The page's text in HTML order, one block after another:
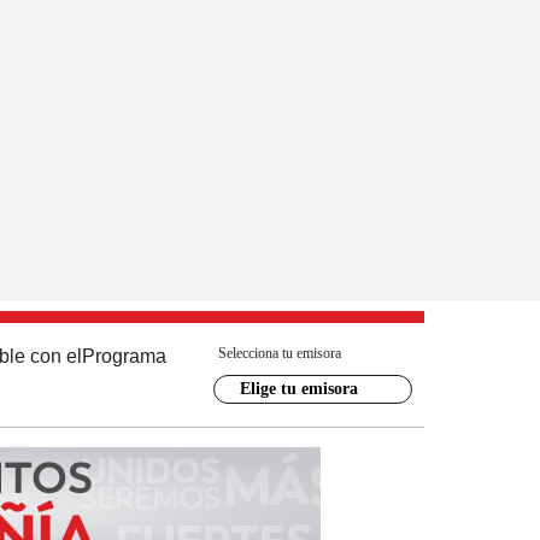
con el Programa Selecciona tu emisora
Elige tu emisora